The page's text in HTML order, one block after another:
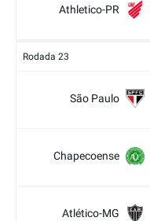
Athletico-PR
Rodada 23
São Paulo
Chapecoense
Atlético-MG